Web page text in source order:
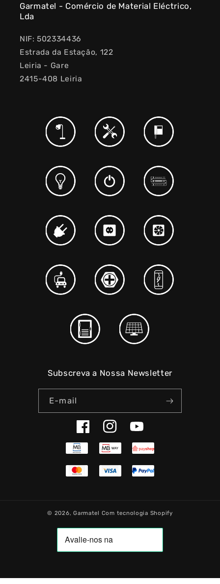
Garmatel - Comércio de Material Eléctrico,
Lda
NIF: 502334436
Estrada da Estação, 122
Leiria - Gare
2415-408 Leiria
Subscreva a Nossa Newsletter
E-mail
FacebookInstagramYouTube
© 2026,Garmatel Com tecnologia Shopify